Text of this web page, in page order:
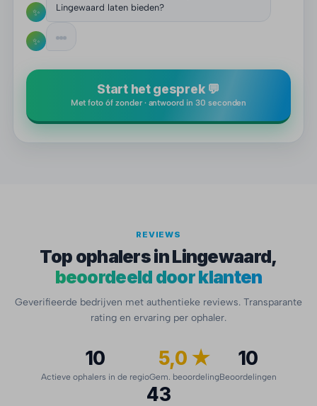
✨
Lingewaard laten bieden?
✨
Start het gesprek 💬
Met foto óf zonder · antwoord in 30 seconden
REVIEWS
Top ophalers in Lingewaard,
beoordeeld door klanten
Geverifieerde bedrijven met authentieke reviews. Transparante
rating en ervaring per ophaler.
10
Actieve ophalers in de regio
5,0 ★
Gem. beoordeling
10
Beoordelingen
43